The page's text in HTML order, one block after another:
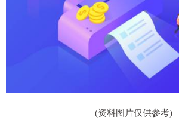
(资料图片仅供参考)